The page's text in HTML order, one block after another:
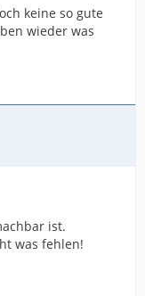
keine so gute
wieder was
ist.
was fehlen!